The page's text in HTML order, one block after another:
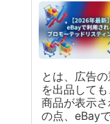
とは、広告
を出品して
商品が表示
の点、eBay